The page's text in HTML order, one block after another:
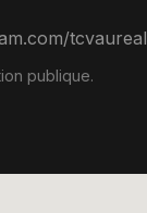
tcvaureal
publique.